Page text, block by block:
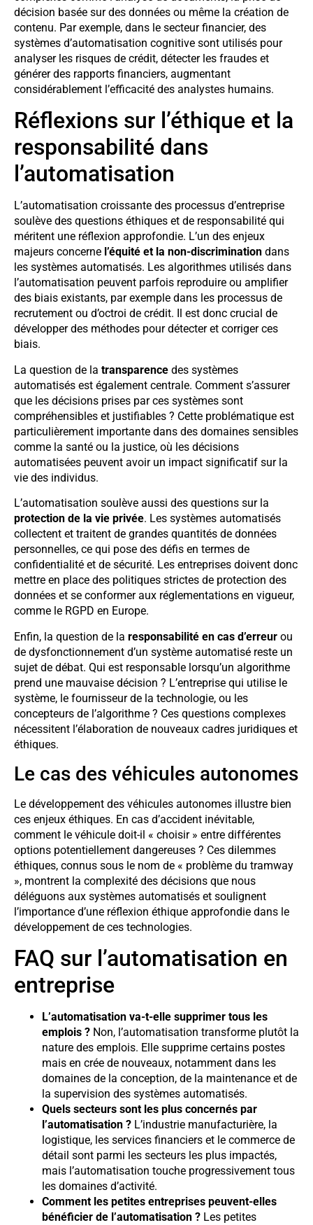
décision basée sur des données ou même la création de
contenu. Par exemple, dans le secteur financier, des
systèmes d’automatisation cognitive sont utilisés pour
analyser les risques de crédit, détecter les fraudes et
générer des rapports financiers, augmentant
considérablement l’efficacité des analystes humains.
Réflexions sur l’éthique et la
responsabilité dans
l’automatisation
L’automatisation croissante des processus d’entreprise
soulève des questions éthiques et de responsabilité qui
méritent une réflexion approfondie. L’un des enjeux
majeurs concerne l’équité et la non-discrimination dans
les systèmes automatisés. Les algorithmes utilisés dans
l’automatisation peuvent parfois reproduire ou amplifier
des biais existants, par exemple dans les processus de
recrutement ou d’octroi de crédit. Il est donc crucial de
développer des méthodes pour détecter et corriger ces
biais.
La question de la transparence des systèmes
automatisés est également centrale. Comment s’assurer
que les décisions prises par ces systèmes sont
compréhensibles et justifiables ? Cette problématique est
particulièrement importante dans des domaines sensibles
comme la santé ou la justice, où les décisions
automatisées peuvent avoir un impact significatif sur la
vie des individus.
L’automatisation soulève aussi des questions sur la
protection de la vie privée. Les systèmes automatisés
collectent et traitent de grandes quantités de données
personnelles, ce qui pose des défis en termes de
confidentialité et de sécurité. Les entreprises doivent donc
mettre en place des politiques strictes de protection des
données et se conformer aux réglementations en vigueur,
comme le RGPD en Europe.
Enfin, la question de la responsabilité en cas d’erreur ou
de dysfonctionnement d’un système automatisé reste un
sujet de débat. Qui est responsable lorsqu’un algorithme
prend une mauvaise décision ? L’entreprise qui utilise le
système, le fournisseur de la technologie, ou les
concepteurs de l’algorithme ? Ces questions complexes
nécessitent l’élaboration de nouveaux cadres juridiques et
éthiques.
Le cas des véhicules autonomes
Le développement des véhicules autonomes illustre bien
ces enjeux éthiques. En cas d’accident inévitable,
comment le véhicule doit-il « choisir » entre différentes
options potentiellement dangereuses ? Ces dilemmes
éthiques, connus sous le nom de « problème du tramway
», montrent la complexité des décisions que nous
déléguons aux systèmes automatisés et soulignent
l’importance d’une réflexion éthique approfondie dans le
développement de ces technologies.
FAQ sur l’automatisation en
entreprise
L’automatisation va-t-elle supprimer tous les
emplois ? Non, l’automatisation transforme plutôt la
nature des emplois. Elle supprime certains postes
mais en crée de nouveaux, notamment dans les
domaines de la conception, de la maintenance et de
la supervision des systèmes automatisés.
Quels secteurs sont les plus concernés par
l’automatisation ? L’industrie manufacturière, la
logistique, les services financiers et le commerce de
détail sont parmi les secteurs les plus impactés,
mais l’automatisation touche progressivement tous
les domaines d’activité.
Comment les petites entreprises peuvent-elles
bénéficier de l’automatisation ? Les petites